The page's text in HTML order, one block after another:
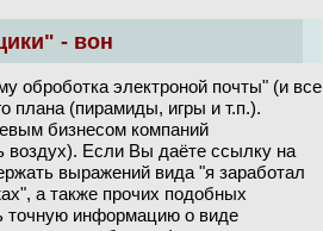
- вон
оброботка электроной почты" (и все
плана (пирамиды, игры и т.п.).
бизнесом компаний
воздух). Если Вы даёте ссылку на
выражений вида "я заработал
а также прочих подобных
точную информацию о виде